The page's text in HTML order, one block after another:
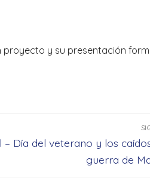
y su presentación
– Día del veterano y los
guerra de